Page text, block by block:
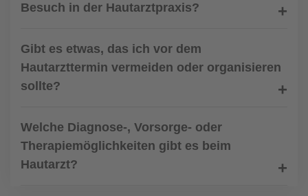
Besuch in der Hautarztpraxis?
Gibt es etwas, das ich vor dem
Hautarzttermin vermeiden oder organisieren
sollte?
Welche Diagnose-, Vorsorge- oder
Therapiemöglichkeiten gibt es beim
Hautarzt?